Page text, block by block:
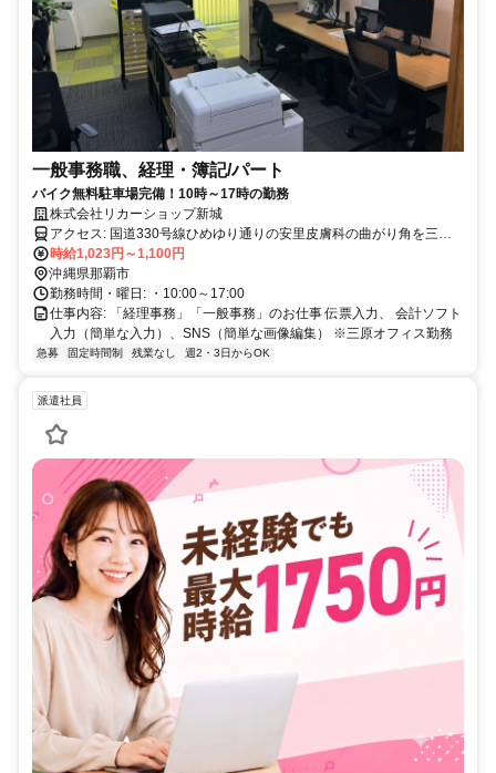
一般事務職、経理・簿記/パート
バイク無料駐車場完備！10時～17時の勤務
株式会社リカーショップ新城
アクセス: 国道330号線ひめゆり通りの安里皮膚科の曲がり角を三原
向けに進み、 ミドリ薬局を過ぎて50ｍ進んだ右側が【三原事務所】
です。 安里駅から徒歩9分、牧志駅から徒歩12分
時給1,023円～1,100円
沖縄県那覇市
勤務時間・曜日: ・10:00～17:00
仕事内容: 「経理事務」「一般事務」のお仕事 伝票入力、 会計ソフト
入力（簡単な入力）、SNS（簡単な画像編集） ※三原オフィス勤務
急募 固定時間制 残業なし 週2・3日からOK
派遣社員